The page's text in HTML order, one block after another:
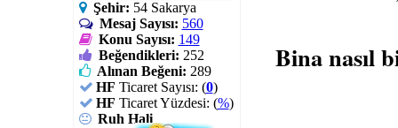
Şehir: 54 Sakarya
Mesaj Sayısı: 560
Konu Sayısı: 149
Beğendikleri: 252
Alınan Beğeni: 289
HF Ticaret Sayısı: (0)
HF Ticaret Yüzdesi: (%)
Ruh Hali
Bina nasıl